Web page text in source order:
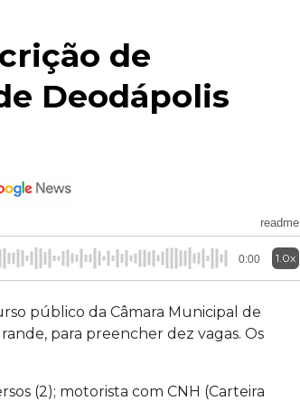
de
Deodápolis
readme
0:00 1.0x
público da Câmara Municipal de
para preencher dez vagas. Os
(2); motorista com CNH (Carteira